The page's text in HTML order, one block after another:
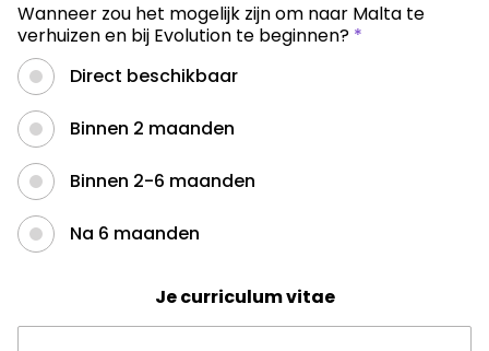
Wanneer zou het mogelijk zijn om naar Malta te
verhuizen en bij Evolution te beginnen? *
Direct beschikbaar
Binnen 2 maanden
Binnen 2-6 maanden
Na 6 maanden
Je curriculum vitae